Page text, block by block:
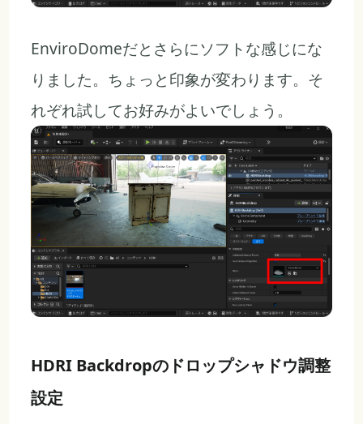
EnviroDomeだとさらにソフトな感じにな
りました。ちょっと印象が変わります。そ
れぞれ試してお好みがよいでしょう。
HDRI Backdropのドロップシャドウ調整
設定